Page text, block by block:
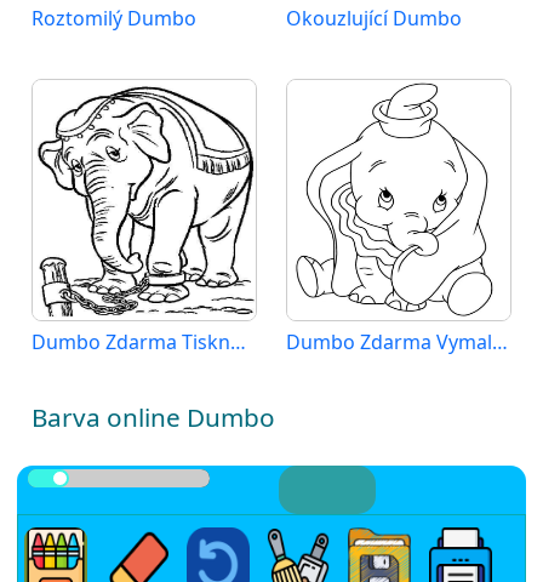
Roztomilý Dumbo Okouzlující Dumbo
Dumbo Zdarma Tisknutelný Dumbo Zdarma Vymalovatelné Obrázek
Barva online Dumbo